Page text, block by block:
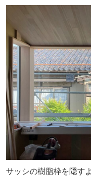
サッシの樹脂枠を隠す